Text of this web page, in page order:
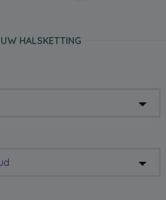
HALSKETTING